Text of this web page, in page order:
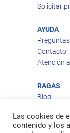
Solicitar
AYUDA
Contacto
Atención
RAGAS
Blog
Política
Política
Las cookies de
contenido y los